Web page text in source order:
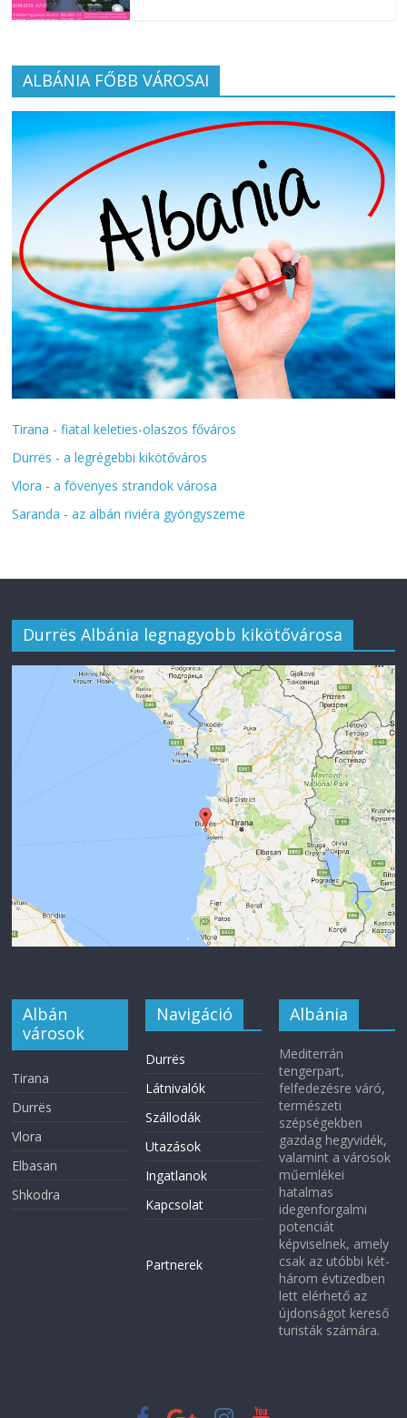
ALBÁNIA FŐBB VÁROSAI
Tirana - fiatal keleties-olaszos főváros
Durrës - a legrégebbi kikötőváros
Vlora - a fövenyes strandok városa
Saranda - az albán riviéra gyöngyszeme
Durrës Albánia legnagyobb kikötővárosa
Albán
városok
Tirana
Durrës
Vlora
Elbasan
Shkodra
Navigáció
Durrës
Látnivalók
Szállodák
Utazások
Ingatlanok
Kapcsolat
Partnerek
Albánia
Mediterrán
tengerpart,
felfedezésre váró,
természeti
szépségekben
gazdag hegyvidék,
valamint a városok
műemlékei
hatalmas
idegenforgalmi
potenciát
képviselnek, amely
csak az utóbbi két-
három évtizedben
lett elérhető az
újdonságot kereső
turisták számára.